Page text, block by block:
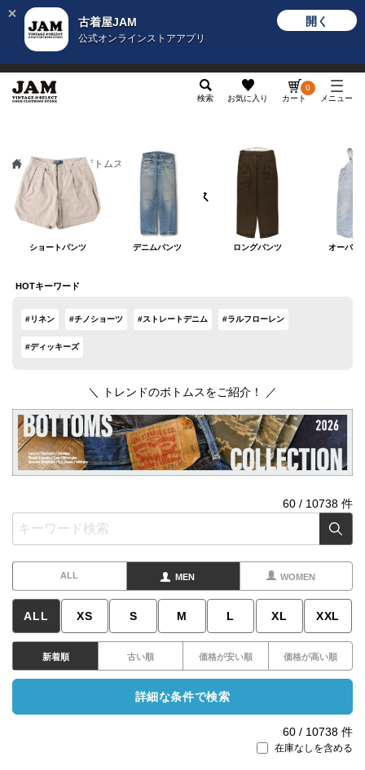
古着屋JAM
公式オンラインストアアプリ
開く
検索 お気に入り カート
0
メニュー
メンズ ボトムス
ボトムス
ショートパンツ デニムパンツ ロングパンツ オーバー
HOTキーワード
#リネン #チノショーツ #ストレートデニム #ラルフローレン
#ディッキーズ
＼ トレンドのボトムスをご紹介！ ／
60 / 10738 件
ALL MEN WOMEN
ALL XS S M L XL XXL
新着順 古い順 価格が安い順 価格が高い順
詳細な条件で検索
60 / 10738 件
在庫なしを含める